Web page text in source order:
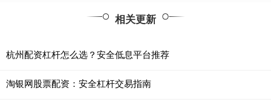
相关更新
杭州配资杠杆怎么选？安全低息平台推荐
淘银网股票配资：安全杠杆交易指南